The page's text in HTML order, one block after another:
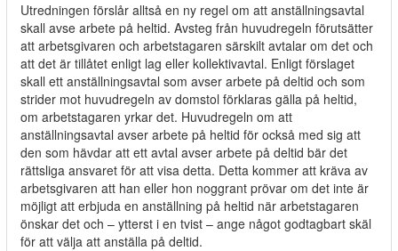
Utredningen förslår alltså en ny regel om att anställningsavtal
skall avse arbete på heltid. Avsteg från huvudregeln förutsätter
att arbetsgivaren och arbetstagaren särskilt avtalar om det och
att det är tillåtet enligt lag eller kollektivavtal. Enligt förslaget
skall ett anställningsavtal som avser arbete på deltid och som
strider mot huvudregeln av domstol förklaras gälla på heltid,
om arbetstagaren yrkar det. Huvudregeln om att
anställningsavtal avser arbete på heltid för också med sig att
den som hävdar att ett avtal avser arbete på deltid bär det
rättsliga ansvaret för att visa detta. Detta kommer att kräva av
arbetsgivaren att han eller hon noggrant prövar om det inte är
möjligt att erbjuda en anställning på heltid när arbetstagaren
önskar det och – ytterst i en tvist – ange något godtagbart skäl
för att välja att anställa på deltid.